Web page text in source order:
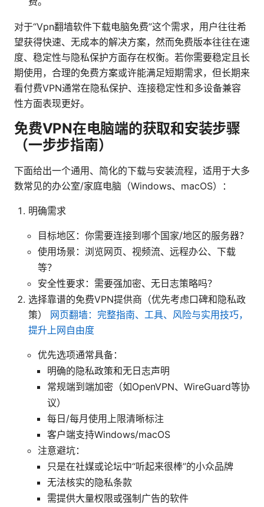
对于“Vpn翻墙软件下载电脑免费”这个需求，用户往往希
望获得快速、无成本的解决方案，然而免费版本往往在速
度、稳定性与隐私保护方面存在权衡。若你需要稳定且长
期使用，合理的免费方案或许能满足短期需求，但长期来
看付费VPN通常在隐私保护、连接稳定性和多设备兼容
性方面表现更好。
免费VPN在电脑端的获取和安装步骤
（一步步指南）
下面给出一个通用、简化的下载与安装流程，适用于大多
数常见的办公室/家庭电脑（Windows、macOS）：
明确需求
目标地区：你需要连接到哪个国家/地区的服务器？
使用场景：浏览网页、视频流、远程办公、下载
等？
安全性要求：需要强加密、无日志策略吗？
选择靠谱的免费VPN提供商（优先考虑口碑和隐私政
策） 网页翻墙：完整指南、工具、风险与实用技巧，
提升上网自由度
优先选项通常具备：
明确的隐私政策和无日志声明
常规端到端加密（如OpenVPN、WireGuard等协
议）
每日/每月使用上限清晰标注
客户端支持Windows/macOS
注意避坑：
只是在社媒或论坛中“听起来很棒”的小众品牌
无法核实的隐私条款
需提供大量权限或强制广告的软件